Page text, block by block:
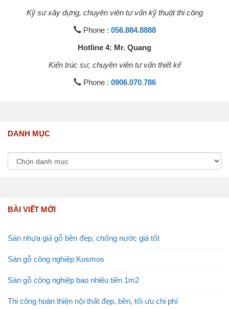
Kỹ sư xây dựng, chuyên viên tư vấn kỹ thuật thi công
Phone : 056.884.8888
Hotline 4: Mr. Quang
Kiến trúc sư, chuyên viên tư vấn thiết kế
Phone : 0906.070.786
DANH MỤC
BÀI VIẾT MỚI
Sàn nhựa giả gỗ bền đẹp, chống nước giá tốt
Sàn gỗ công nghiệp Kosmos
Sàn gỗ công nghiệp bao nhiêu tiền 1m2
Thi công hoàn thiện nội thất đẹp, bền, tối ưu chi phí